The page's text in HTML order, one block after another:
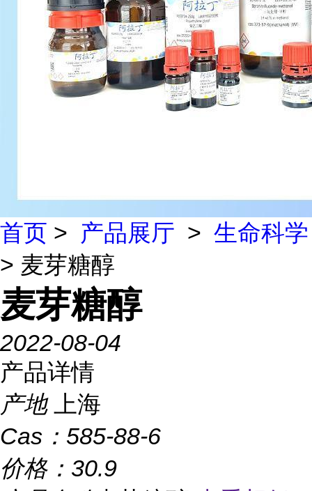
首页 > 产品展厅 > 生命科学
> 麦芽糖醇
麦芽糖醇
2022-08-04
产品详情
产地
上海
Cas： 585-88-6
价格： 30.9